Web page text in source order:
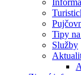
Tipy
Služby